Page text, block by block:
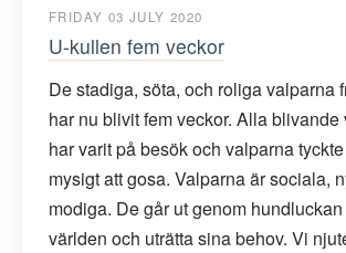
FRIDAY 03 JULY 2020
U-kullen fem veckor
De stadiga, söta, och roliga valparna
har nu blivit fem veckor. Alla
har varit på besök och valparna
mysigt att gosa. Valparna är sociala,
modiga. De går ut genom
världen och uträtta sina behov. Vi